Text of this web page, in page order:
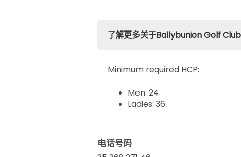
了解更多关于Ballybunion Golf
Minimum required HCP:
Men: 24
Ladies: 36
电话号码